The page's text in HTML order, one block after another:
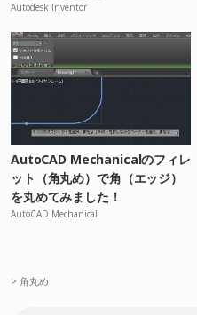
Autodesk Inventor
AutoCAD Mechanicalのフィレ
ット（角丸め）で角（エッジ）
を丸めてみました！
AutoCAD Mechanical
> 角丸め